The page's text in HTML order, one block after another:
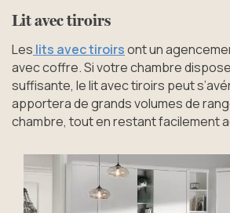
Lit avec tiroirs
Les lits avec tiroirsont un
avec coffre. Si votre chambre
suffisante, le lit avec tiroirs peut
apportera de grands volumes de
chambre, tout en restant facilement